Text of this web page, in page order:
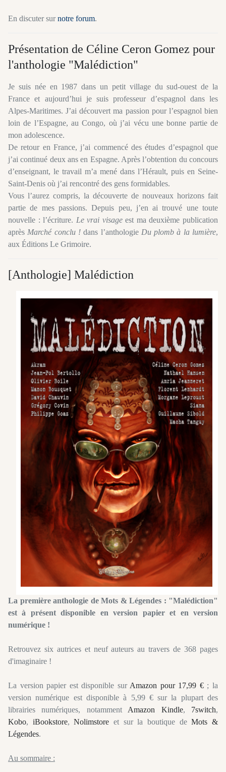
En discuter surnotre forum.
Présentation de Céline Ceron Gomez pour
l'anthologie "Malédiction"
Je suis née en 1987 dans un petit village du sud-ouest de la
France et aujourd’hui je suis professeur d’espagnol dans les
Alpes-Maritimes. J’ai découvert ma passion pour l’espagnol bien
loin de l’Espagne, au Congo, où j’ai vécu une bonne partie de
mon adolescence.
De retour en France, j’ai commencé des études d’espagnol que
j’ai continué deux ans en Espagne. Après l’obtention du concours
d’enseignant, le travail m’a mené dans l’Hérault, puis en Seine-
Saint-Denis où j’ai rencontré des gens formidables.
Vous l’aurez compris, la découverte de nouveaux horizons fait
partie de mes passions. Depuis peu, j’en ai trouvé une toute
nouvelle : l’écriture. Le vrai visageest ma deuxième publication
après Marché conclu !dans l’anthologie Du plomb à la lumière,
aux Éditions Le Grimoire.
[Anthologie] Malédiction
La première anthologie de Mots & Légendes : "Malédiction"
est à présent disponible en version papier et en version
numérique !
Retrouvez six autrices et neuf auteurs au travers de 368 pages
d'imaginaire !
La version papier est disponible sur Amazon pour 17,99 €; la
version numérique est disponible à 5,99 € sur la plupart des
librairies numériques, notamment Amazon Kindle, 7switch,
Kobo, iBookstore,Nolimstore et sur la boutique deMots &
Légendes.
Au sommaire :